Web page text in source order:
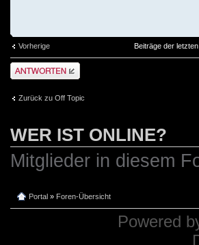
Vorherige Beiträge der
Antwort schreiben
Zurück zu Off Topic
WER IST ONLINE?
Mitglieder in diesem
Portal » Foren-Übersicht
Powered